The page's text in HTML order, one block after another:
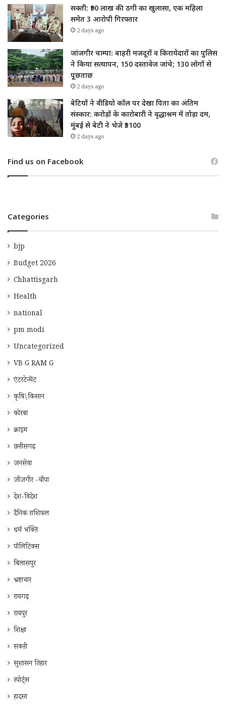
सक्ती: ₹90 लाख की ठगी का खुलासा, एक महिला
समेत 3 आरोपी गिरफ्तार
2 days ago
जांजगीर चाम्पा: बाहरी मजदूरों व किरायेदारों का पुलिस
ने किया सत्यापन, 150 दस्तावेज जांचे; 130 लोगों से
पूछताछ
2 days ago
बेटियों ने वीडियो कॉल पर देखा पिता का अंतिम
संस्कार: करोड़ों के कारोबारी ने वृद्धाश्रम में तोड़ा दम,
मुंबई से बेटी ने भेजे ₹5100
2 days ago
Find us on Facebook
Categories
bjp
Budget 2026
Chhattisgarh
Health
national
pm modi
Uncategorized
VB G RAM G
एंटरटेन्मेंट
कृषि\किसान
कोरबा
क्राइम
छत्तीसगढ़
जनसेवा
जाँजगीर -चाँपा
देश-विदेश
दैनिक राशिफ़ल
धर्म भक्ति
पॉलिटिक्स
बिलासपुर
भ्रष्टाचार
रायगढ़
रायपुर
शिक्षा
सक्ती
सुशासन तिहार
स्पोर्ट्स
हादसा